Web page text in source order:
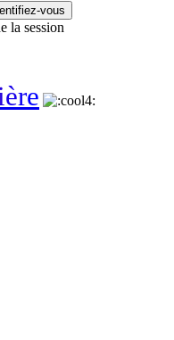
la session
ère